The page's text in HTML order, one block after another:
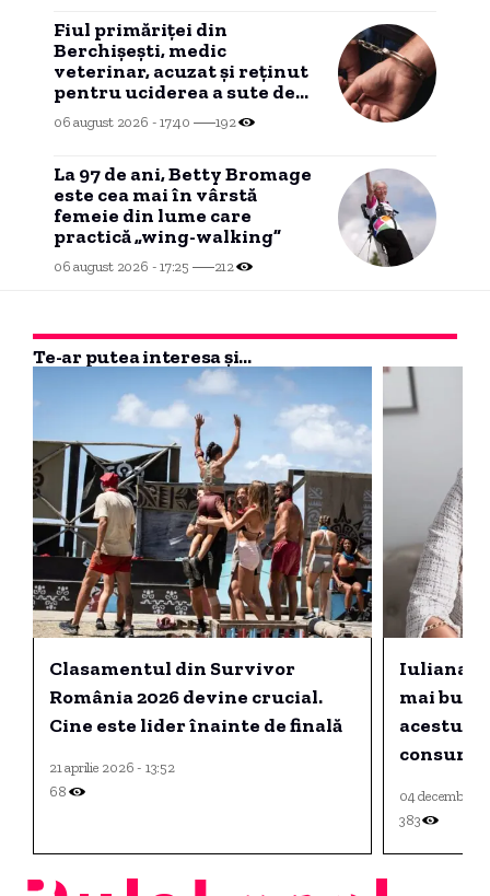
Fiul primăriței din
Berchișești, medic
veterinar, acuzat și reținut
pentru uciderea a sute de
câini
06 august 2026 - 17:40 192
La 97 de ani, Betty Bromage
este cea mai în vârstă
femeie din lume care
practică „wing-walking”
06 august 2026 - 17:25 212
Te-ar putea interesa și...
Clasamentul din Survivor
România 2026 devine crucial.
Cine este lider înainte de finală
21 aprilie 2026 - 13:52
68
Iuliana
mai bun
acestui
04 decembrie
383